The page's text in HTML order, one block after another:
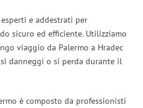
e addestrati per
sicuro ed efficiente. Utilizziamo
viaggio da Palermo a Hradec
danneggi o si perda durante il
è composto da professionisti